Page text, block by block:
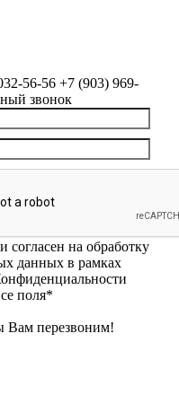
56-56 +7 (903) 969-
звонок
согласен на обработку
данных в рамках
поля*
Вам перезвоним!